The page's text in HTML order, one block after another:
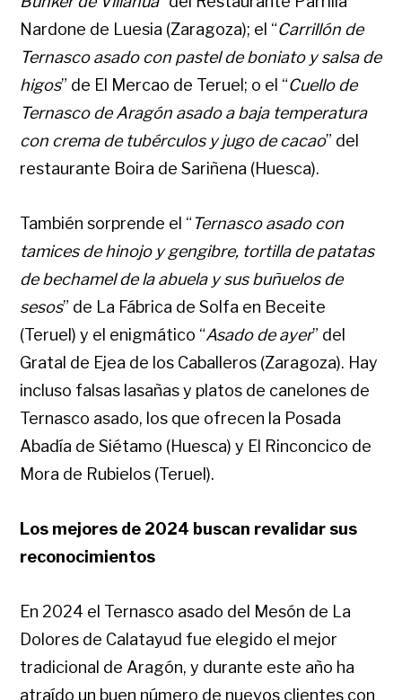
Nardone de Luesia (Zaragoza); el “Carrillón de
Ternasco asado con pastel de boniato y salsa de
higos” de El Mercao de Teruel; o el “Cuello de
Ternasco de Aragón asado a baja temperatura
con crema de tubérculos y jugo de cacao” del
restaurante Boira de Sariñena (Huesca).
También sorprende el “Ternasco asado con
tamices de hinojo y gengibre, tortilla de patatas
de bechamel de la abuela y sus buñuelos de
sesos” de La Fábrica de Solfa en Beceite
(Teruel) y el enigmático “Asado de ayer” del
Gratal de Ejea de los Caballeros (Zaragoza). Hay
incluso falsas lasañas y platos de canelones de
Ternasco asado, los que ofrecen la Posada
Abadía de Siétamo (Huesca) y El Rinconcico de
Mora de Rubielos (Teruel).
Los mejores de 2024 buscan revalidar sus
reconocimientos
En 2024 el Ternasco asado del Mesón de La
Dolores de Calatayud fue elegido el mejor
tradicional de Aragón, y durante este año ha
atraído un buen número de nuevos clientes con